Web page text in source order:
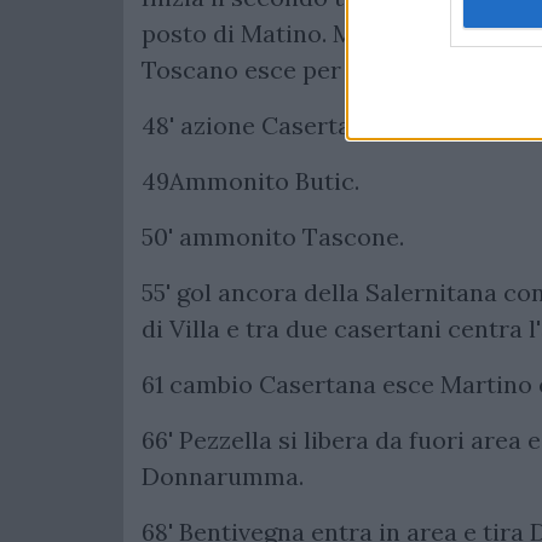
posto di Matino. Mentre per la
Toscano esce per Pezzella.
48' azione Casertana con
49Ammonito Butic.
50' ammonito Tascone.
55' gol ancora della Salernitana
di Villa e tra due casertani centra
61 cambio Casertana esce Martino
66' Pezzella si libera da fuori area
Donnarumma.
68' Bentivegna entra in area e tira